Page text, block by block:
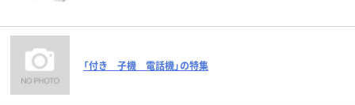
「付き 子機 電話機」の特集